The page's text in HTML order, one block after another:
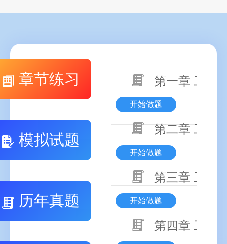
章节练习
模拟试题
历年真题
第一章 工程
开始做题
第二章 工程
开始做题
第三章 工程
开始做题
第四章 工程